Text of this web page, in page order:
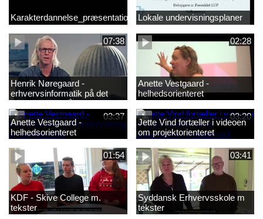
Karakterdannelse_præsentation.mp4Lokale undervisningsplaner
07:38
Henrik Nøregaard -
erhvervsinformatik på det
markantile område
02:28
Anette Vestgaard -
helhedsorienteret
undervisning og engineering1
03:37
Anette Vestgaard -
helhedsorienteret
undervisning og engineering
03:20
Jette Vind fortæller i videoen
om projektorienteret
undervisning i matematik
01:54
KDF - Skive College m.
tekster
03:41
Syddansk Erhvervsskole m
tekster